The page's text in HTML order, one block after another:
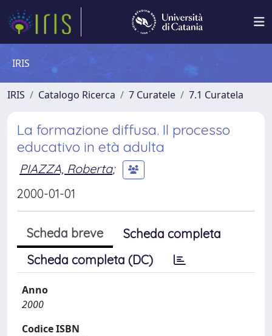
IRIS
IRIS Catalogo Ricerca 7 Curatele 7.1 Curatela
La formazione diffusa. Il processo
educativo in età adulta
PIAZZA, Roberta;
2000-01-01
Scheda breve
Scheda completa
Scheda completa (DC)
Anno
2000
Codice ISBN